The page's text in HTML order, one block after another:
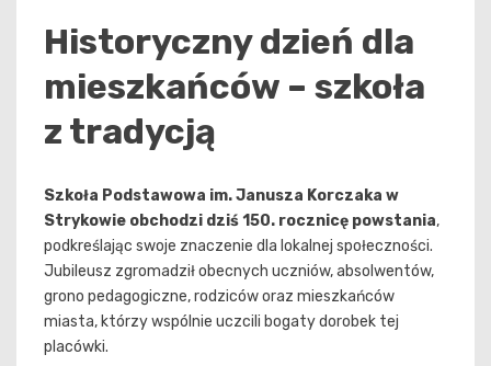
Historyczny dzień dla
mieszkańców – szkoła
z tradycją
Szkoła Podstawowa im. Janusza Korczaka w
Strykowie obchodzi dziś 150. rocznicę powstania,
podkreślając swoje znaczenie dla lokalnej społeczności.
Jubileusz zgromadził obecnych uczniów, absolwentów,
grono pedagogiczne, rodziców oraz mieszkańców
miasta, którzy wspólnie uczcili bogaty dorobek tej
placówki.